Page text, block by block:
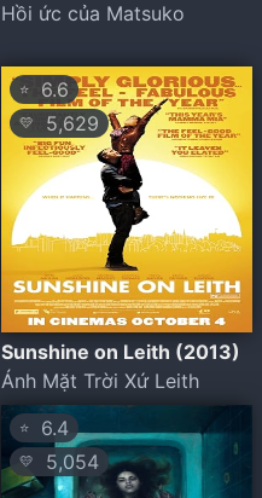
Hồi ức của Matsuko
⭐ 6.6
💛 5,629
Sunshine on Leith (2013)
Ánh Mặt Trời Xứ Leith
⭐ 6.4
💛 5,054